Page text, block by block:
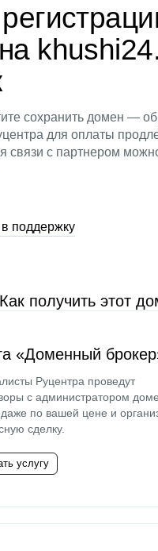
сохранить домен —
для оплаты
связи с партнером
поддержку
Как получить этот
«Доменный
Руцентра проведут
с администратором
по вашей цене и
сделку.
услугу